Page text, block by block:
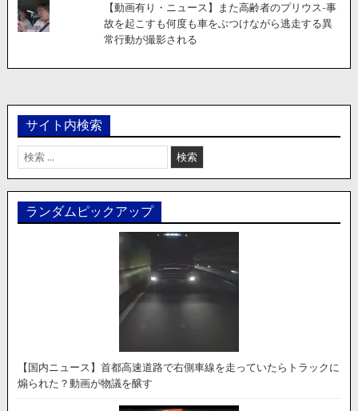
【動画有り・ニュース】また高齢者のプリウス-事
故を起こすも何度も車をぶつけながら逃走する異
常行動が撮影される
サイト内検索
検
索:
ランダムピックアップ
【国内ニュース】首都高速道路で右側車線を走っていたらトラックに
煽られた？動画が物議を醸す